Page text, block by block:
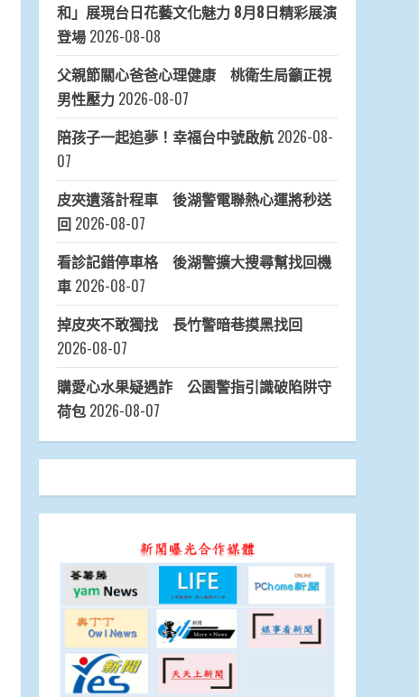
和」展現台日花藝文化魅力 8月8日精彩展演
登場 2026-08-08
父親節關心爸爸心理健康 桃衛生局籲正視
男性壓力 2026-08-07
陪孩子一起追夢！幸福台中號啟航 2026-08-
07
皮夾遺落計程車 後湖警電聯熱心運將秒送
回 2026-08-07
看診記錯停車格 後湖警擴大搜尋幫找回機
車 2026-08-07
掉皮夾不敢獨找 長竹警暗巷摸黑找回
2026-08-07
購愛心水果疑遇詐 公園警指引識破陷阱守
荷包 2026-08-07